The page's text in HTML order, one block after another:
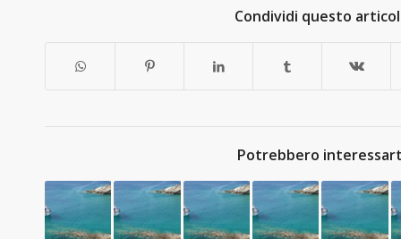
Condividi questo
Potrebbero